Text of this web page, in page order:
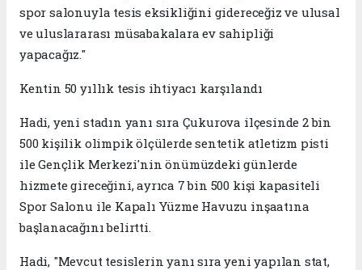
spor salonuyla tesis eksikliğini gidereceğiz ve ulusal
ve uluslararası müsabakalara ev sahipliği
yapacağız."
Kentin 50 yıllık tesis ihtiyacı karşılandı
Hadi, yeni stadın yanı sıra Çukurova ilçesinde 2 bin
500 kişilik olimpik ölçülerde sentetik atletizm pisti
ile Gençlik Merkezi'nin önümüzdeki günlerde
hizmete gireceğini, ayrıca 7 bin 500 kişi kapasiteli
Spor Salonu ile Kapalı Yüzme Havuzu inşaatına
başlanacağını belirtti.
Hadi, "Mevcut tesislerin yanı sıra yeni yapılan stat,